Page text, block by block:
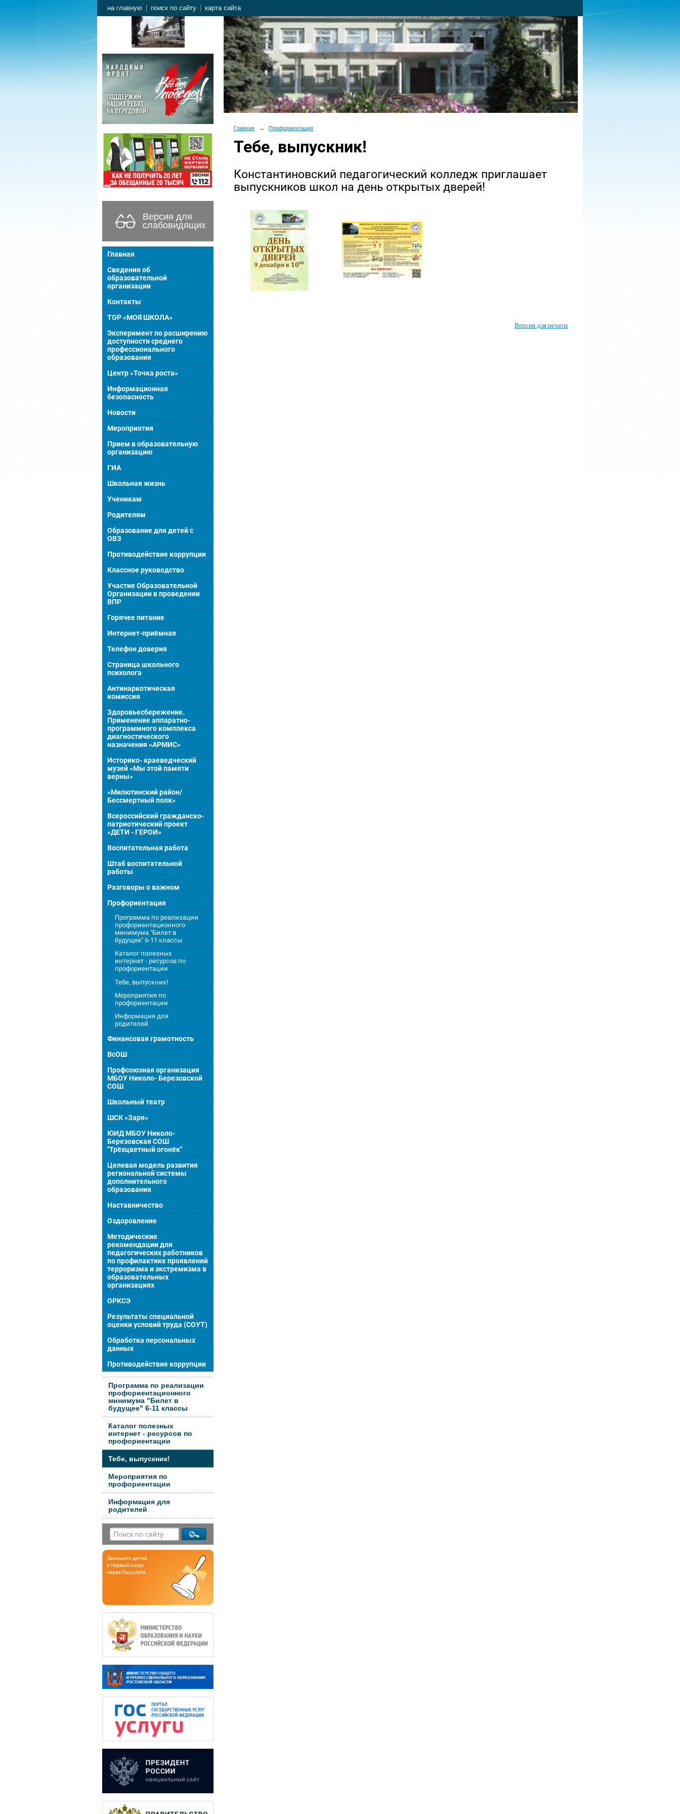
на главную поиск по сайту карта сайта
Версия для
слабовидящих
Главная
Сведения об
образовательной
организации
Контакты
ТОР «МОЯ ШКОЛА»
Эксперимент по расширению
доступности среднего
профессионального
образования
Центр «Точка роста»
Информационная
безопасность
Новости
Мероприятия
Прием в образовательную
организацию
ГИА
Школьная жизнь
Ученикам
Родителям
Образование для детей с
ОВЗ
Противодействие коррупции
Классное руководство
Участие Образовательной
Организации в проведении
ВПР
Горячее питание
Интернет-приёмная
Телефон доверия
Страница школьного
психолога
Антинаркотическая
комиссия
Здоровьесбережение.
Применение аппаратно-
программного комплекса
диагностического
назначения «АРМИС»
Историко- краеведческий
музей «Мы этой памяти
верны»
«Милютинский район/
Бессмертный полк»
Всероссийский гражданско-
патриотический проект
«ДЕТИ - ГЕРОИ»
Воспитательная работа
Штаб воспитательной
работы
Разговоры о важном
Профориентация
Программа по реализации
профориентационного
минимума "Билет в
будущее" 6-11 классы
Каталог полезных
интернет - ресурсов по
профориентации
Тебе, выпускник!
Мероприятия по
профориентации
Информация для
родителей
Финансовая грамотность
ВсОШ
Профсоюзная организация
МБОУ Николо- Березовской
СОШ
Школьный театр
ШСК «Заря»
ЮИД МБОУ Николо-
Березовская СОШ
"Трёхцветный огонёк"
Целевая модель развития
региональной системы
дополнительного
образования
Наставничество
Оздоровление
Методические
рекомендации для
педагогических работников
по профилактике проявлений
терроризма и экстремизма в
образовательных
организациях
ОРКСЭ
Результаты специальной
оценки условий труда (СОУТ)
Обработка персональных
данных
Противодействие коррупции
Программа по реализации
профориентационного
минимума "Билет в
будущее" 6-11 классы
Каталог полезных
интернет - ресурсов по
профориентации
Тебе, выпускник!
Мероприятия по
профориентации
Информация для
родителей
Главная → Профориентация
Тебе, выпускник!
Константиновский педагогический колледж приглашает
выпускников школ на день открытых дверей!
Версия для печати